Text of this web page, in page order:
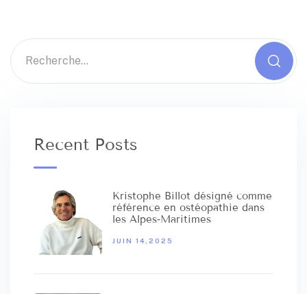
Recent Posts
Kristophe Billot désigné comme
référence en ostéopathie dans
les Alpes‑Maritimes
JUIN 14,2025